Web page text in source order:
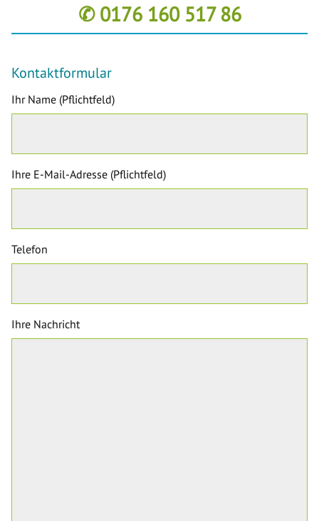
✆ 0176 160 517 86
Kontaktformular
Ihr Name (Pflichtfeld)
Ihre E-Mail-Adresse (Pflichtfeld)
Telefon
Ihre Nachricht